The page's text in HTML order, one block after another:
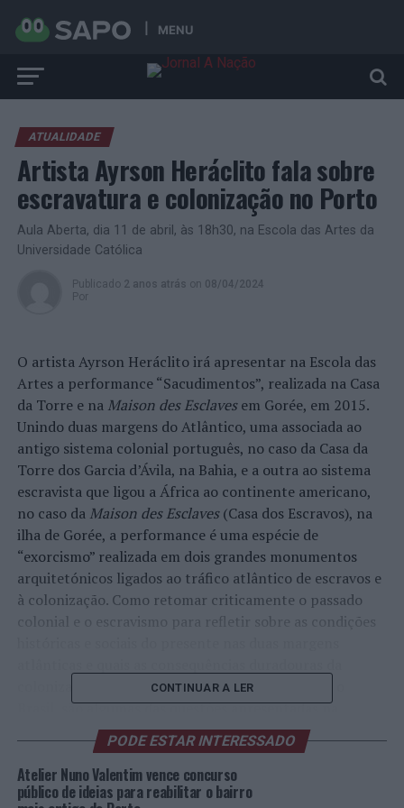
MENU
ATUALIDADE
Artista Ayrson Heráclito fala sobre
escravatura e colonização no Porto
Aula Aberta, dia 11 de abril, às 18h30, na Escola das Artes da
Universidade Católica
Publicado 2 anos atrás on 08/04/2024
Por
O artista Ayrson Heráclito irá apresentar na Escola das
Artes a performance “Sacudimentos”, realizada na Casa
da Torre e na Maison des Esclavesem Gorée, em 2015.
Unindo duas margens do Atlântico, uma associada ao
antigo sistema colonial português, no caso da Casa da
Torre dos Garcia d’Ávila, na Bahia, e a outra ao sistema
escravista que ligou a África ao continente americano,
no caso da Maison des Esclaves(Casa dos Escravos), na
ilha de Gorée, a performance é uma espécie de
“exorcismo” realizada em dois grandes monumentos
arquitetónicos ligados ao tráfico atlântico de escravos e
à colonização. Como retomar criticamente o passado
colonial e o escravismo para refletir sobre as condições
colonização e do escravismo para a África e para o
Brasil, são algumas das questões apresentadas na
performance. Heráclito vai estar na Escola das Artes da
Universidade Católica Portuguesa no Porto, a participar
numa aula aberta no próximo dia 11 de abril, às 18h30.
CONTINUAR A LER
PODE ESTAR INTERESSADO
Atelier Nuno Valentim vence concurso
público de ideias para reabilitar o bairro